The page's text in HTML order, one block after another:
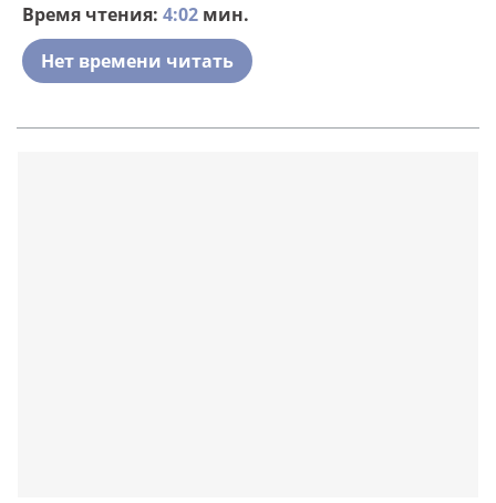
Время чтения: 4:02 мин.
Нет времени читать